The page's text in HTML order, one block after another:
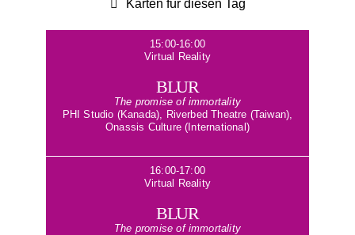
Karten für diesen Tag
15:00-16:00
Virtual Reality
BLUR
The promise of immortality
PHI Studio (Kanada), Riverbed Theatre (Taiwan),
Onassis Culture (International)
16:00-17:00
Virtual Reality
BLUR
The promise of immortality